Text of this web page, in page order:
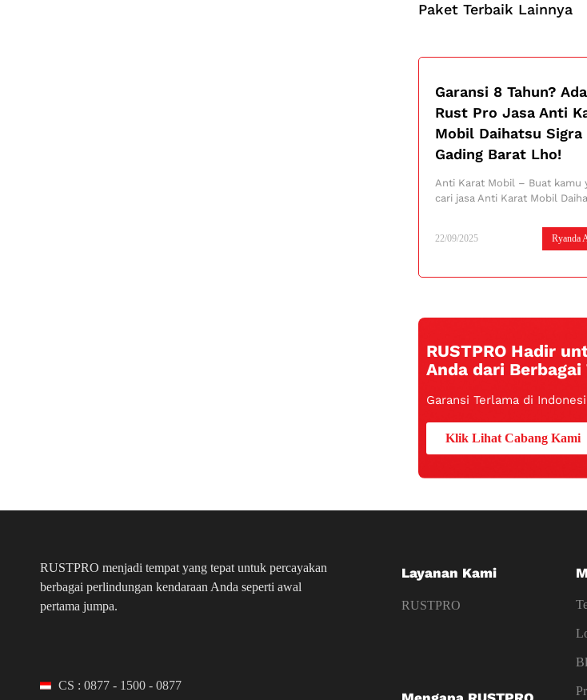
Paket Terbaik Lainnya
Garansi 8 Tahun?
Rust Pro Jasa Anti
Mobil Daihatsu Sigra
Gading Barat Lho!
Ryanda
22/09/2025
Anti Karat Mobil – Buat kamu
cari jasa Anti Karat Mobil
RUSTPRO Hadir
Anda dari
Garansi Terlama di
Klik Lihat Cabang Kami
RUSTPRO menjadi tempat yang tepat untuk percayakan
berbagai perlindungan kendaraan Anda seperti awal
pertama jumpa.
CS : 0877 - 1500 - 0877
Layanan Kami
RUSTPRO